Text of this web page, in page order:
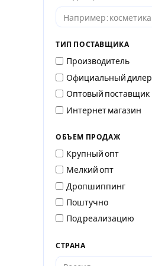
ТИП ПОСТАВЩИКА
Производитель
Официальный дилер
Оптовый поставщик
Интернет магазин
ОБЪЕМ ПРОДАЖ
Крупный опт
Мелкий опт
Дропшиппинг
Поштучно
Под реализацию
СТРАНА